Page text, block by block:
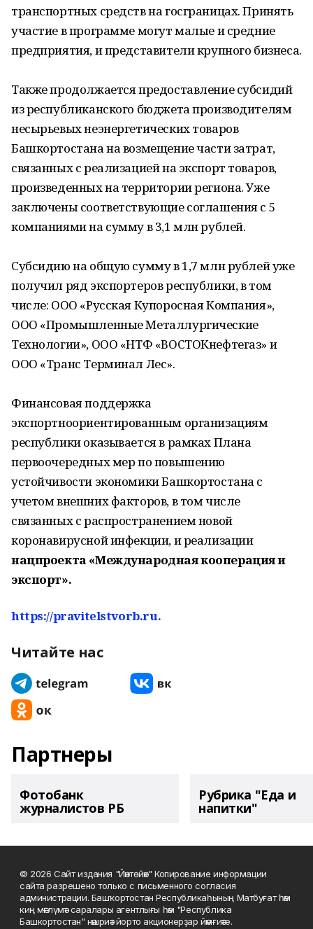
транспортных средств на госграницах. Принять
участие в программе могут малые и средние
предприятия, и представители крупного бизнеса.
Также продолжается предоставление субсидий
из республиканского бюджета производителям
несырьевых неэнергетических товаров
Башкортостана на возмещение части затрат,
связанных с реализацией на экспорт товаров,
произведенных на территории региона. Уже
заключены соответствующие соглашения с 5
компаниями на сумму в 3,1 млн рублей.
Субсидию на общую сумму в 1,7 млн рублей уже
получил ряд экспортеров республики, в том
числе: ООО «Русская Купоросная Компания»,
ООО «Промышленные Металлургические
Технологии», ООО «НТФ «ВОСТОКнефтегаз» и
ООО «Транс Терминал Лес».
Финансовая поддержка
экспортноориентированным организациям
республики оказывается в рамках Плана
первоочередных мер по повышению
устойчивости экономики Башкортостана с
учетом внешних факторов, в том числе
связанных с распространением новой
коронавирусной инфекции, и реализации
нацпроекта «Международная кооперация и
экспорт».
https://pravitelstvorb.ru.
Читайте нас
Партнеры
Фотобанк
журналистов РБ
Рубрика "Еда и
напитки"
© 2026 Сайт издания "Йәнтөйәк" Копирование информации
сайта разрешено только с письменного согласия
администрации. Башҡортостан Республикаһының Матбуғат һәм
киң мәғлүмәт саралары агентлығы һәм "Республика
Башкортостан" нәшриәт йорто акционерҙар йәмғиәте.